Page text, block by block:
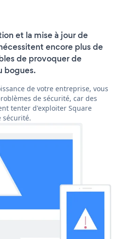
et la mise à jour de
encore plus de
de provoquer de
bogues.
de votre entreprise, vous
de sécurité, car des
tenter d'exploiter Square
sécurité.